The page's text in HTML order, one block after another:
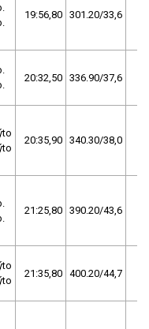
19:56,80 301.20/33,6
20:32,50 336.90/37,6
20:35,90 340.30/38,0
21:25,80 390.20/43,6
21:35,80 400.20/44,7